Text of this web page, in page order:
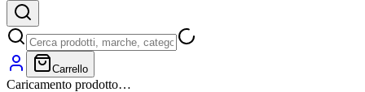
Carrello
Caricamento prodotto…